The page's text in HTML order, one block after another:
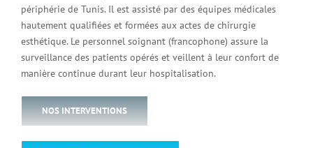
périphérie de Tunis. Il est assisté par des équipes médicales
hautement qualifiées et formées aux actes de chirurgie
esthétique. Le personnel soignant (francophone) assure la
surveillance des patients opérés et veillent à leur confort de
manière continue durant leur hospitalisation.
NOS INTERVENTIONS